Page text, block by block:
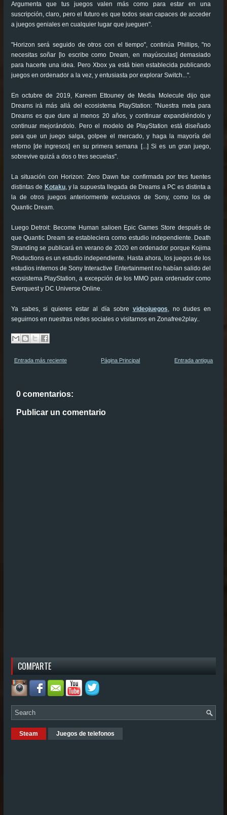
Argumenta que tus juegos valen más como para estar en una
suscripción, claro, pero el futuro es que todos sean capaces de acceder
a juegos geniales en cualquier lugar que jueguen".
"Horizon será seguido de otros con el tiempo", continúa Phillips, "no
necesitas soñar [lo escribe como Dream, en mayúsculas] demasiado
para hacerte una idea. Pero Xbox ya está bien establecida publicando
juegos en ordenador a la vez, y entusiasta por explorar Switch...".
En octubre de 2019, Kareem Ettouney de Media Molecule dijo que
Dreams irá más allá del ecosistema PlayStation: "Nuestra meta para
Dreams es que dure al menos 20 años, y continuar expandiéndolo y
continuar mejorándolo. Pero el modelo de PlayStation está diseñado
para que un juego salga, golpee el mercado, y haga la mayoría del
retorno [de ingresos] en su primera semana [...] Si es un gran juego,
sobrevive quizá a dos o tres secuelas".
La situación con Horizon: Zero Dawn fue confirmada por tres fuentes
distintas de Kotaku, y la supuesta llegada de Dreams a PC es distinta a
la de otros juegos anteriormente exclusivos de Sony, como los de
Quantic Dream.
Luego Detroit: Become Human salioen Epic Games Store después de
que Quantic Dream se estableciera como estudio independiente. Death
Stranding se publicará en verano de 2020 en ordenador porque Kojima
Productions es un estudio independiente. Hasta ahora, los juegos de los
estudios internos de Sony Interactive Entertainment no habían salido del
ecosistema PlayStation, a excepción de los MMO para ordenador como
Everquest y DC Universe Online.
Ya sabes, si quieres estar al día sobre videojuegos, no dudes en
seguirnos en nuestras redes sociales o visitarnos en Zonafree2play..
Entrada más reciente Entrada antigua
Página Principal
0 comentarios:
Publicar un comentario
COMPARTE
Steam Juegos de telefonos